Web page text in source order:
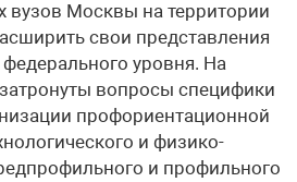
вузов Москвы на территории
свои представления
уровня. На
вопросы специфики
профориентационной
и физико-
и профильного